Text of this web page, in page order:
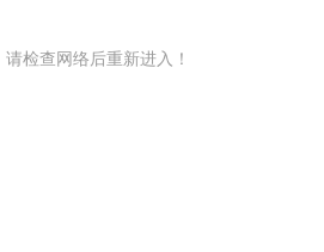
请检查网络后重新进入！